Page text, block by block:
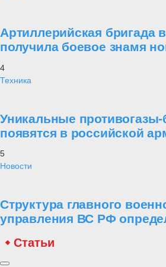
Артиллерийская бригада
получила боевое знамя
4
Техника
Уникальные
появятся в российской
5
Новости
Структура главного
управления ВС РФ
Статьи